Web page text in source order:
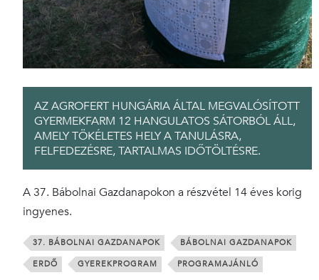
AZ AGROFERT HUNGÁRIA ÁLTAL MEGVALÓSÍTOTT
GYERMEKFARM 12 HANGULATOS SÁTORBÓL ÁLL,
AMELY TÖKÉLETES HELY A TANULÁSRA,
FELFEDEZÉSRE, TARTALMAS IDŐTÖLTÉSRE.
A 37. Bábolnai Gazdanapokon a részvétel 14 éves korig
ingyenes.
37. BÁBOLNAI GAZDANAPOK
BÁBOLNAI GAZDANAPOK
ERDŐ
GYEREKPROGRAM PROGRAMAJÁNLÓ